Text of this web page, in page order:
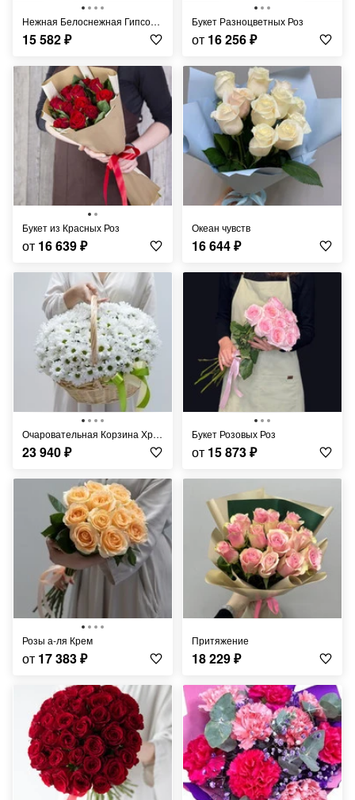
Нежная Белоснежная Гипсофила
15 582₽
Букет Разноцветных Роз
от 16 256₽
Букет из Красных Роз
от 16 639₽
Океан чувств
16 644₽
Очаровательная Корзина Хризантем
23 940₽
Букет Розовых Роз
от 15 873₽
Розы а-ля Крем
от 17 383₽
Притяжение
18 229₽